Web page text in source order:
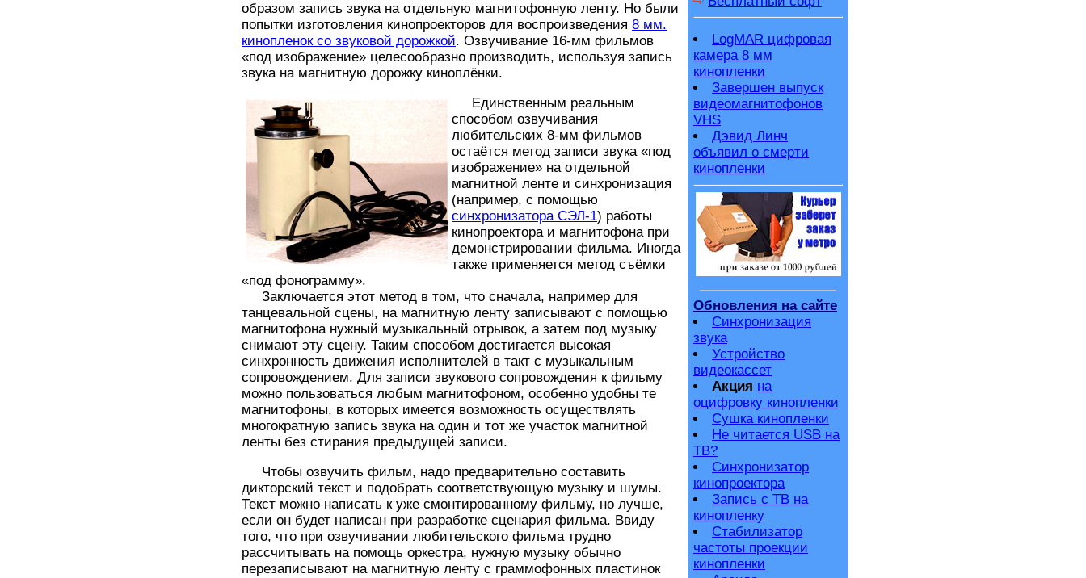
образом запись звука на отдельную магнитофонную ленту. Но были
попытки изготовления кинопроекторов для воспроизведения 8 мм.
кинопленок со звуковой дорожкой. Озвучивание 16-мм фильмов
«под изображение» целесообразно производить, используя запись
звука на магнитную дорожку киноплёнки.
Единственным реальным
способом озвучивания
любительских 8-мм фильмов
остаётся метод записи звука «под
изображение» на отдельной
магнитной ленте и синхронизация
(например, с помощью
синхронизатора СЭЛ-1) работы
кинопроектора и магнитофона при
демонстрировании фильма. Иногда
также применяется метод съёмки
«под фонограмму».
Заключается этот метод в том, что сначала, например для
танцевальной сцены, на магнитную ленту записывают с помощью
магнитофона нужный музыкальный отрывок, а затем под музыку
снимают эту сцену. Таким способом достигается высокая
синхронность движения исполнителей в такт с музыкальным
сопровождением. Для записи звукового сопровождения к фильму
можно пользоваться любым магнитофоном, особенно удобны те
магнитофоны, в которых имеется возможность осуществлять
многократную запись звука на один и тот же участок магнитной
ленты без стирания предыдущей записи.
Чтобы озвучить фильм, надо предварительно составить
дикторский текст и подобрать соответствующую музыку и шумы.
Текст можно написать к уже смонтированному фильму, но лучше,
если он будет написан при разработке сценария фильма. Ввиду
того, что при озвучивании любительского фильма трудно
рассчитывать на помощь оркестра, нужную музыку обычно
перезаписывают на магнитную ленту с граммофонных пластинок
LogMAR цифровая
камера 8 мм
кинопленки
Завершен выпуск
видеомагнитофонов
VHS
Дэвид Линч
объявил о смерти
кинопленки
Обновления на сайте
Синхронизация
звука
Устройство
видеокассет
Акция на
оцифровку кинопленки
Сушка кинопленки
Не читается USB на
ТВ?
Синхронизатор
кинопроектора
Запись с ТВ на
кинопленку
Стабилизатор
частоты проекции
кинопленки